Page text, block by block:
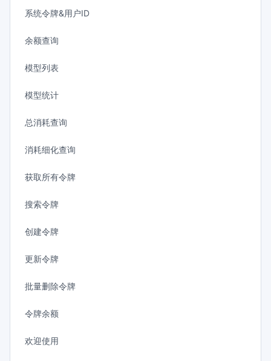
系统令牌&用户ID
余额查询
模型列表
模型统计
总消耗查询
消耗细化查询
获取所有令牌
搜索令牌
创建令牌
更新令牌
批量删除令牌
令牌余额
欢迎使用